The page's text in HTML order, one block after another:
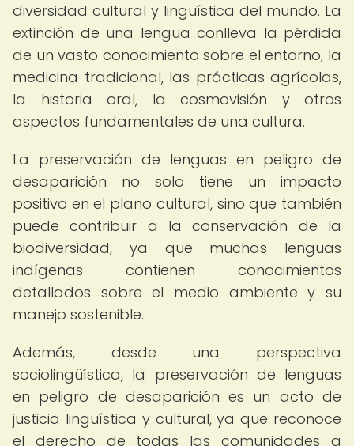
diversidad cultural y lingüística del mundo. La
extinción de una lengua conlleva la pérdida
de un vasto conocimiento sobre el entorno, la
medicina tradicional, las prácticas agrícolas,
la historia oral, la cosmovisión y otros
aspectos fundamentales de una cultura.
La preservación de lenguas en peligro de
desaparición no solo tiene un impacto
positivo en el plano cultural, sino que también
puede contribuir a la conservación de la
biodiversidad, ya que muchas lenguas
indígenas contienen conocimientos
detallados sobre el medio ambiente y su
manejo sostenible.
Además, desde una perspectiva
sociolingüística, la preservación de lenguas
en peligro de desaparición es un acto de
justicia lingüística y cultural, ya que reconoce
el derecho de todas las comunidades a